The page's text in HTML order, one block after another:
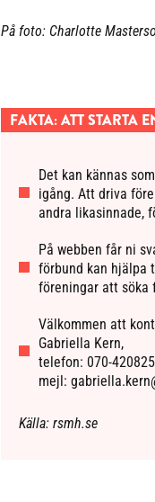
På foto: Charlotte
FAKTA: ATT STARTA
Det kan kännas
igång. Att driva
andra likasinnade,
På webben får ni
förbund kan hjälpa
föreningar att söka
Välkommen att
Gabriella Kern,
telefon: 070-
mejl:
Källa: rsmh.se